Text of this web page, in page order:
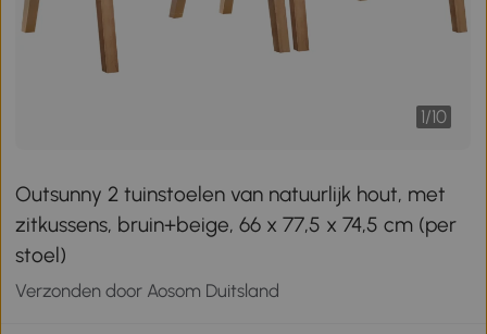
1/10
Outsunny 2 tuinstoelen van natuurlijk hout, met
zitkussens, bruin+beige, 66 x 77,5 x 74,5 cm (per
stoel)
Verzonden door Aosom Duitsland